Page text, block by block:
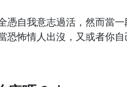
憑自我意志過活，然而當
恐怖情人出沒，又或者你